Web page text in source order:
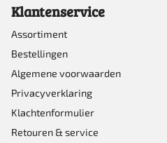
Klantenservice
Assortiment
Bestellingen
Algemene voorwaarden
Privacyverklaring
Klachtenformulier
Retouren & service